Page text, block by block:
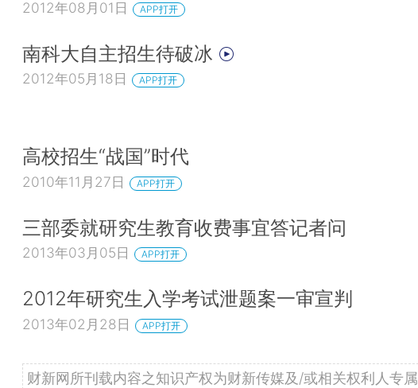
2012年08月01日 APP打开
南科大自主招生待破冰
2012年05月18日 APP打开
高校招生“战国”时代
2010年11月27日 APP打开
三部委就研究生教育收费事宜答记者问
2013年03月05日 APP打开
2012年研究生入学考试泄题案一审宣判
2013年02月28日 APP打开
财新网所刊载内容之知识产权为财新传媒及/或相关权利人专属